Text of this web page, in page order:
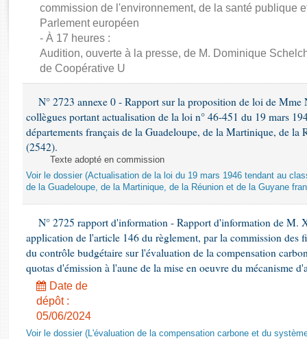
Rapports d'enquête
Rapports législatifs
Rapports sur l'application des lois
Baromètre de l’application des lois
Budget et sécurité sociale
Questions écrites et orales
Comptes rendus des débats
commission de l'environnement, de la santé publique
Parlement européen
- À 17 heures :
Audition, ouverte à la presse, de M. Dominique
de Coopérative U
N° 2723 annexe 0 - Rapport sur la proposition de loi de Mme
collègues portant actualisation de la loi n° 46-451 du 19 mars
départements français de la Guadeloupe, de la Martinique, de la
(2542).
Texte adopté en commission
Voir le dossier (Actualisation de la loi du 19 mars 1946 tendant au
de la Guadeloupe, de la Martinique, de la Réunion et de la Guyane
N° 2725 rapport d'information - Rapport d'information de M.
application de l'article 146 du règlement, par la commission des
du contrôle budgétaire sur l'évaluation de la compensation
quotas d'émission à l'aune de la mise en oeuvre du mécanisme
Date de
dépôt :
05/06/2024
Voir le dossier (L'évaluation de la compensation carbone et du